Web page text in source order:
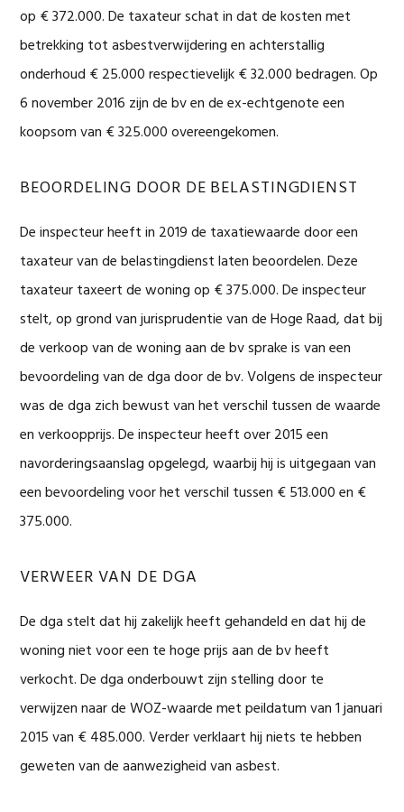
op € 372.000. De taxateur schat in dat de kosten met
betrekking tot asbestverwijdering en achterstallig
onderhoud € 25.000 respectievelijk € 32.000 bedragen. Op
6 november 2016 zijn de bv en de ex-echtgenote een
koopsom van € 325.000 overeengekomen.
BEOORDELING DOOR DE BELASTINGDIENST
De inspecteur heeft in 2019 de taxatiewaarde door een
taxateur van de belastingdienst laten beoordelen. Deze
taxateur taxeert de woning op € 375.000. De inspecteur
stelt, op grond van jurisprudentie van de Hoge Raad, dat bij
de verkoop van de woning aan de bv sprake is van een
bevoordeling van de dga door de bv. Volgens de inspecteur
was de dga zich bewust van het verschil tussen de waarde
en verkoopprijs. De inspecteur heeft over 2015 een
navorderingsaanslag opgelegd, waarbij hij is uitgegaan van
een bevoordeling voor het verschil tussen € 513.000 en €
375.000.
VERWEER VAN DE DGA
De dga stelt dat hij zakelijk heeft gehandeld en dat hij de
woning niet voor een te hoge prijs aan de bv heeft
verkocht. De dga onderbouwt zijn stelling door te
verwijzen naar de WOZ-waarde met peildatum van 1 januari
2015 van € 485.000. Verder verklaart hij niets te hebben
geweten van de aanwezigheid van asbest.